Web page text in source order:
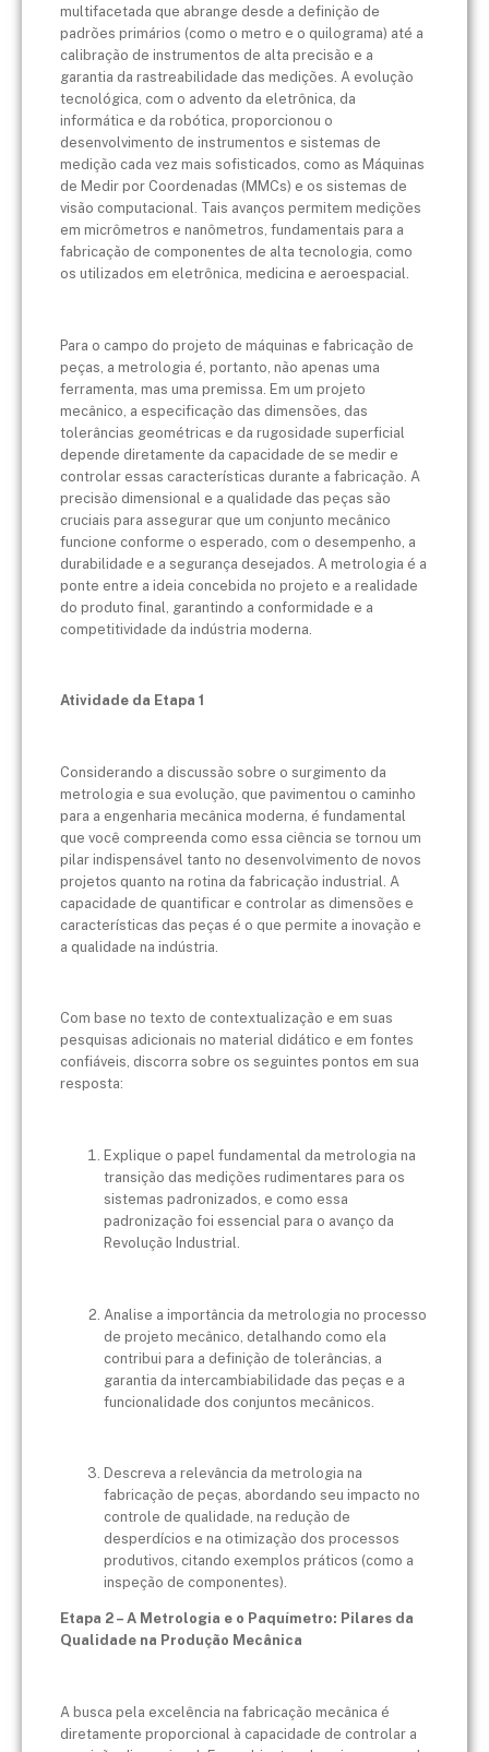
multifacetada que abrange desde a definição de
padrões primários (como o metro e o quilograma) até a
calibração de instrumentos de alta precisão e a
garantia da rastreabilidade das medições. A evolução
tecnológica, com o advento da eletrônica, da
informática e da robótica, proporcionou o
desenvolvimento de instrumentos e sistemas de
medição cada vez mais sofisticados, como as Máquinas
de Medir por Coordenadas (MMCs) e os sistemas de
visão computacional. Tais avanços permitem medições
em micrômetros e nanômetros, fundamentais para a
fabricação de componentes de alta tecnologia, como
os utilizados em eletrônica, medicina e aeroespacial.
Para o campo do projeto de máquinas e fabricação de
peças, a metrologia é, portanto, não apenas uma
ferramenta, mas uma premissa. Em um projeto
mecânico, a especificação das dimensões, das
tolerâncias geométricas e da rugosidade superficial
depende diretamente da capacidade de se medir e
controlar essas características durante a fabricação. A
precisão dimensional e a qualidade das peças são
cruciais para assegurar que um conjunto mecânico
funcione conforme o esperado, com o desempenho, a
durabilidade e a segurança desejados. A metrologia é a
ponte entre a ideia concebida no projeto e a realidade
do produto final, garantindo a conformidade e a
competitividade da indústria moderna.
Atividade da Etapa 1
Considerando a discussão sobre o surgimento da
metrologia e sua evolução, que pavimentou o caminho
para a engenharia mecânica moderna, é fundamental
que você compreenda como essa ciência se tornou um
pilar indispensável tanto no desenvolvimento de novos
projetos quanto na rotina da fabricação industrial. A
capacidade de quantificar e controlar as dimensões e
características das peças é o que permite a inovação e
a qualidade na indústria.
Com base no texto de contextualização e em suas
pesquisas adicionais no material didático e em fontes
confiáveis, discorra sobre os seguintes pontos em sua
resposta:
Explique o papel fundamental da metrologia na
transição das medições rudimentares para os
sistemas padronizados, e como essa
padronização foi essencial para o avanço da
Revolução Industrial.
Analise a importância da metrologia no processo
de projeto mecânico, detalhando como ela
contribui para a definição de tolerâncias, a
garantia da intercambiabilidade das peças e a
funcionalidade dos conjuntos mecânicos.
Descreva a relevância da metrologia na
fabricação de peças, abordando seu impacto no
controle de qualidade, na redução de
desperdícios e na otimização dos processos
produtivos, citando exemplos práticos (como a
inspeção de componentes).
Etapa 2 – A Metrologia e o Paquímetro: Pilares da
Qualidade na Produção Mecânica
A busca pela excelência na fabricação mecânica é
diretamente proporcional à capacidade de controlar a